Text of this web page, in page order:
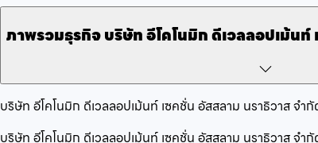
ภาพรวมธุรกิจบริษัท อีโคโนมิก ดีเวลลอปเม้น
บริษัท อีโคโนมิก ดีเวลลอปเม้นท์ เซคชั่น อัสสลาม นราธิวาส จำกั
บริษัท อีโคโนมิก ดีเวลลอปเม้นท์ เซคชั่น อัสสลาม นราธิวาส จำกั